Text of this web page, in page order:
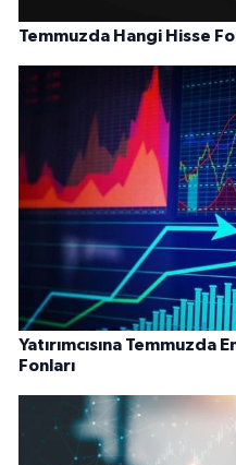
Temmuzda Hangi Hisse
Yatırımcısına Temmuzda
Fonları